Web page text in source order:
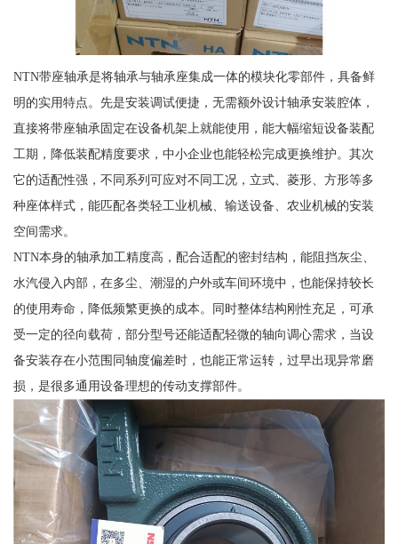
NTN带座轴承是将轴承与轴承座集成一体的模块化零部件，具备鲜
明的实用特点。先是安装调试便捷，无需额外设计轴承安装腔体，
直接将带座轴承固定在设备机架上就能使用，能大幅缩短设备装配
工期，降低装配精度要求，中小企业也能轻松完成更换维护。其次
它的适配性强，不同系列可应对不同工况，立式、菱形、方形等多
种座体样式，能匹配各类轻工业机械、输送设备、农业机械的安装
空间需求。
NTN本身的轴承加工精度高，配合适配的密封结构，能阻挡灰尘、
水汽侵入内部，在多尘、潮湿的户外或车间环境中，也能保持较长
的使用寿命，降低频繁更换的成本。同时整体结构刚性充足，可承
受一定的径向载荷，部分型号还能适配轻微的轴向调心需求，当设
备安装存在小范围同轴度偏差时，也能正常运转，过早出现异常磨
损，是很多通用设备理想的传动支撑部件。